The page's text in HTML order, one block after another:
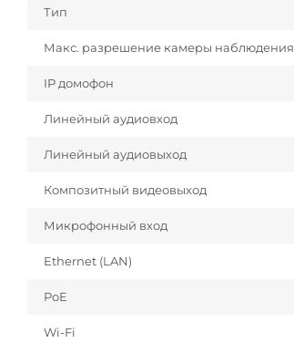
Тип
Макс. разрешение камеры наблюдения
IP домофон
Линейный аудиовход
Линейный аудиовыход
Композитный видеовыход
Микрофонный вход
Ethernet (LAN)
PoE
Wi-Fi